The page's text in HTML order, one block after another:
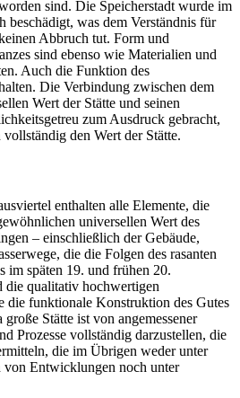
sind. Die Speicherstadt wurde im
beschädigt, was dem Verständnis für
Abbruch tut. Form und
sind ebenso wie Materialien und
Auch die Funktion des
Die Verbindung zwischen dem
Wert der Stätte und seinen
zum Ausdruck gebracht,
den Wert der Stätte.
enthalten alle Elemente, die
universellen Wert des
– einschließlich der Gebäude,
die die Folgen des rasanten
im späten 19. und frühen 20.
die qualitativ hochwertigen
die funktionale Konstruktion des Gutes
Stätte ist von angemessener
Prozesse vollständig darzustellen, die
die im Übrigen weder unter
Entwicklungen noch unter